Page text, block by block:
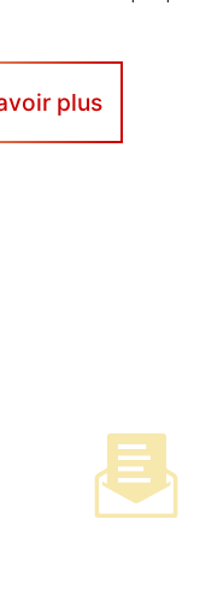
plus